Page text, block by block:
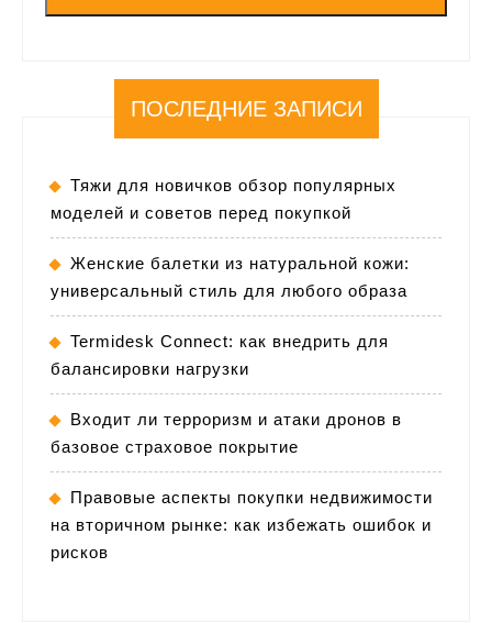
ПОСЛЕДНИЕ ЗАПИСИ
Тяжи для новичков обзор популярных
моделей и советов перед покупкой
Женские балетки из натуральной кожи:
универсальный стиль для любого образа
Termidesk Connect: как внедрить для
балансировки нагрузки
Входит ли терроризм и атаки дронов в
базовое страховое покрытие
Правовые аспекты покупки недвижимости
на вторичном рынке: как избежать ошибок и
рисков